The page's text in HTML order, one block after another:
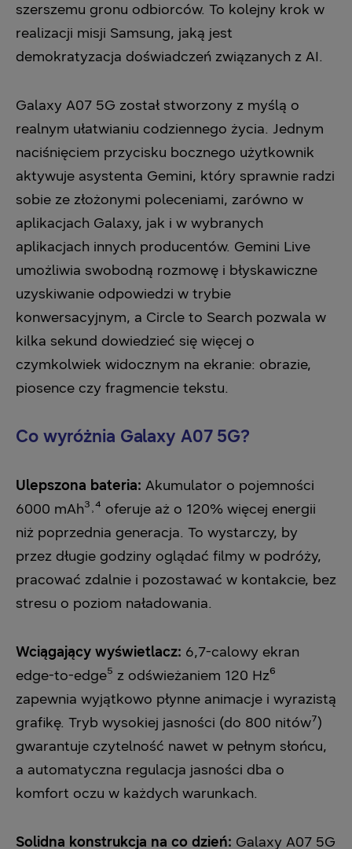
szerszemu gronu odbiorców. To kolejny krok w
realizacji misji Samsung, jaką jest
demokratyzacja doświadczeń związanych z AI.
Galaxy A07 5G został stworzony z myślą o
realnym ułatwianiu codziennego życia. Jednym
naciśnięciem przycisku bocznego użytkownik
aktywuje asystenta Gemini, który sprawnie radzi
sobie ze złożonymi poleceniami, zarówno w
aplikacjach Galaxy, jak i w wybranych
aplikacjach innych producentów. Gemini Live
umożliwia swobodną rozmowę i błyskawiczne
uzyskiwanie odpowiedzi w trybie
konwersacyjnym, a Circle to Search pozwala w
kilka sekund dowiedzieć się więcej o
czymkolwiek widocznym na ekranie: obrazie,
piosence czy fragmencie tekstu.
Co wyróżnia Galaxy A07 5G?
Ulepszona bateria: Akumulator o pojemności
6000 mAh³˒⁴ oferuje aż o 120% więcej energii
niż poprzednia generacja. To wystarczy, by
przez długie godziny oglądać filmy w podróży,
pracować zdalnie i pozostawać w kontakcie, bez
stresu o poziom naładowania.
Wciągający wyświetlacz: 6,7-calowy ekran
edge-to-edge⁵ z odświeżaniem 120 Hz⁶
zapewnia wyjątkowo płynne animacje i wyrazistą
grafikę. Tryb wysokiej jasności (do 800 nitów⁷)
gwarantuje czytelność nawet w pełnym słońcu,
a automatyczna regulacja jasności dba o
komfort oczu w każdych warunkach.
Solidna konstrukcja na co dzień: Galaxy A07 5G